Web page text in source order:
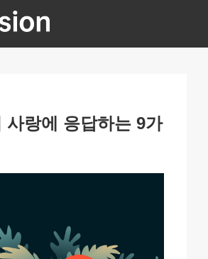
사랑에 응답하는 9가